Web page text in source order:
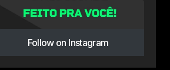
Follow on Instagram